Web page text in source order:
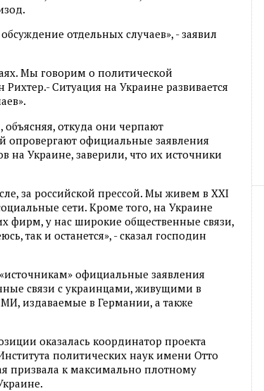
отдельных случаев», - заявил
Мы говорим о политической
Ситуация на Украине развивается
откуда они черпают
официальные заявления
на Украине, заверили, что их источники
за российской прессой. Мы живем в XXI
сети. Кроме того, на Украине
фирм, у нас широкие общественные связи,
так и останется», - сказал господин
официальные заявления
связи с украинцами, живущими в
издаваемые в Германии, а также
оказалась координатор проекта
политических наук имени Отто
призвала к максимально плотному